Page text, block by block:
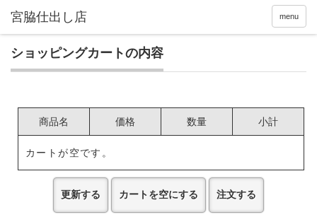
menu
ショッピングカートの内容
商品名 価格 数量 小計
カートが空です。